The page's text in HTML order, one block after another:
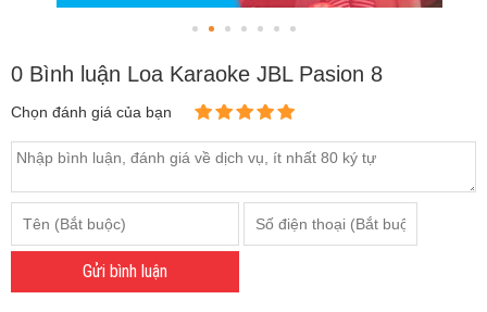
0 Bình luận Loa Karaoke JBL Pasion 8
Chọn đánh giá của bạn
Gửi bình luận